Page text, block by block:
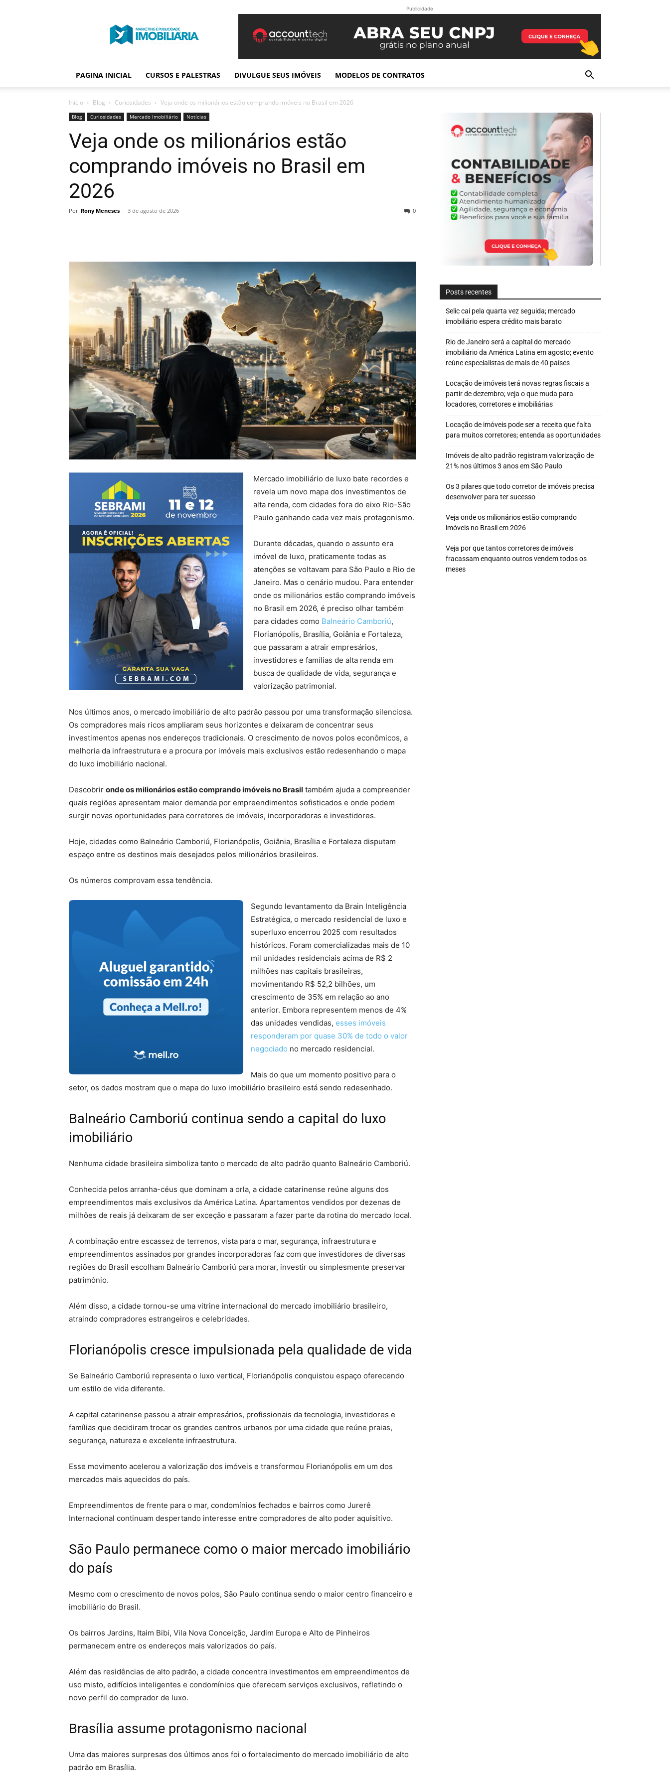
Publicidade
Imobiliária
Publicidade
PAGINA INICIAL CURSOS E PALESTRAS DIVULGUE SEUS IMÓVEIS MODELOS DE CONTRATOS
Início Blog Curiosidades Veja onde os milionários estão comprando imóveis no Brasil em 2026
Blog Curiosidades Mercado Imobiliário Notícias
Veja onde os milionários estão
comprando imóveis no Brasil em
2026
Por Rony Meneses - 3 de agosto de 2026 0
Mercado imobiliário de luxo bate recordes e
revela um novo mapa dos investimentos de
alta renda, com cidades fora do eixo Rio-São
Paulo ganhando cada vez mais protagonismo.
Durante décadas, quando o assunto era
imóvel de luxo, praticamente todas as
atenções se voltavam para São Paulo e Rio de
Janeiro. Mas o cenário mudou. Para entender
onde os milionários estão comprando imóveis
no Brasil em 2026, é preciso olhar também
para cidades como Balneário Camboriú,
Florianópolis, Brasília, Goiânia e Fortaleza,
que passaram a atrair empresários,
investidores e famílias de alta renda em
busca de qualidade de vida, segurança e
valorização patrimonial.
Nos últimos anos, o mercado imobiliário de alto padrão passou por uma transformação silenciosa.
Os compradores mais ricos ampliaram seus horizontes e deixaram de concentrar seus
investimentos apenas nos endereços tradicionais. O crescimento de novos polos econômicos, a
melhoria da infraestrutura e a procura por imóveis mais exclusivos estão redesenhando o mapa
do luxo imobiliário nacional.
Descobrir onde os milionários estão comprando imóveis no Brasil também ajuda a compreender
quais regiões apresentam maior demanda por empreendimentos sofisticados e onde podem
surgir novas oportunidades para corretores de imóveis, incorporadoras e investidores.
Hoje, cidades como Balneário Camboriú, Florianópolis, Goiânia, Brasília e Fortaleza disputam
espaço entre os destinos mais desejados pelos milionários brasileiros.
Os números comprovam essa tendência.
Segundo levantamento da Brain Inteligência
Estratégica, o mercado residencial de luxo e
superluxo encerrou 2025 com resultados
históricos. Foram comercializadas mais de 10
mil unidades residenciais acima de R$ 2
milhões nas capitais brasileiras,
movimentando R$ 52,2 bilhões, um
crescimento de 35% em relação ao ano
anterior. Embora representem menos de 4%
das unidades vendidas, esses imóveis
responderam por quase 30% de todo o valor
negociado no mercado residencial.
Mais do que um momento positivo para o
setor, os dados mostram que o mapa do luxo imobiliário brasileiro está sendo redesenhado.
Balneário Camboriú continua sendo a capital do luxo
imobiliário
Nenhuma cidade brasileira simboliza tanto o mercado de alto padrão quanto Balneário Camboriú.
Conhecida pelos arranha-céus que dominam a orla, a cidade catarinense reúne alguns dos
empreendimentos mais exclusivos da América Latina. Apartamentos vendidos por dezenas de
milhões de reais já deixaram de ser exceção e passaram a fazer parte da rotina do mercado local.
A combinação entre escassez de terrenos, vista para o mar, segurança, infraestrutura e
empreendimentos assinados por grandes incorporadoras faz com que investidores de diversas
regiões do Brasil escolham Balneário Camboriú para morar, investir ou simplesmente preservar
patrimônio.
Além disso, a cidade tornou-se uma vitrine internacional do mercado imobiliário brasileiro,
atraindo compradores estrangeiros e celebridades.
Florianópolis cresce impulsionada pela qualidade de vida
Se Balneário Camboriú representa o luxo vertical, Florianópolis conquistou espaço oferecendo
um estilo de vida diferente.
A capital catarinense passou a atrair empresários, profissionais da tecnologia, investidores e
famílias que decidiram trocar os grandes centros urbanos por uma cidade que reúne praias,
segurança, natureza e excelente infraestrutura.
Esse movimento acelerou a valorização dos imóveis e transformou Florianópolis em um dos
mercados mais aquecidos do país.
Empreendimentos de frente para o mar, condomínios fechados e bairros como Jurerê
Internacional continuam despertando interesse entre compradores de alto poder aquisitivo.
São Paulo permanece como o maior mercado imobiliário
do país
Mesmo com o crescimento de novos polos, São Paulo continua sendo o maior centro financeiro e
imobiliário do Brasil.
Os bairros Jardins, Itaim Bibi, Vila Nova Conceição, Jardim Europa e Alto de Pinheiros
permanecem entre os endereços mais valorizados do país.
Além das residências de alto padrão, a cidade concentra investimentos em empreendimentos de
uso misto, edifícios inteligentes e condomínios que oferecem serviços exclusivos, refletindo o
novo perfil do comprador de luxo.
Brasília assume protagonismo nacional
Uma das maiores surpresas dos últimos anos foi o fortalecimento do mercado imobiliário de alto
padrão em Brasília.
Posts recentes
Selic cai pela quarta vez seguida; mercado
imobiliário espera crédito mais barato
Rio de Janeiro será a capital do mercado
imobiliário da América Latina em agosto; evento
reúne especialistas de mais de 40 países
Locação de imóveis terá novas regras fiscais a
partir de dezembro; veja o que muda para
locadores, corretores e imobiliárias
Locação de imóveis pode ser a receita que falta
para muitos corretores; entenda as oportunidades
Imóveis de alto padrão registram valorização de
21% nos últimos 3 anos em São Paulo
Os 3 pilares que todo corretor de imóveis precisa
desenvolver para ter sucesso
Veja onde os milionários estão comprando
imóveis no Brasil em 2026
Veja por que tantos corretores de imóveis
fracassam enquanto outros vendem todos os
meses